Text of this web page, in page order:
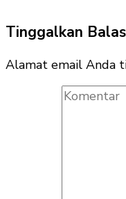
Tinggalkan
Alamat email Anda